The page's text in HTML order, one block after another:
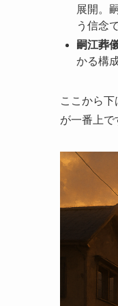
展開。
う信念
嗣江葬
かる構
ここから
が一番上で